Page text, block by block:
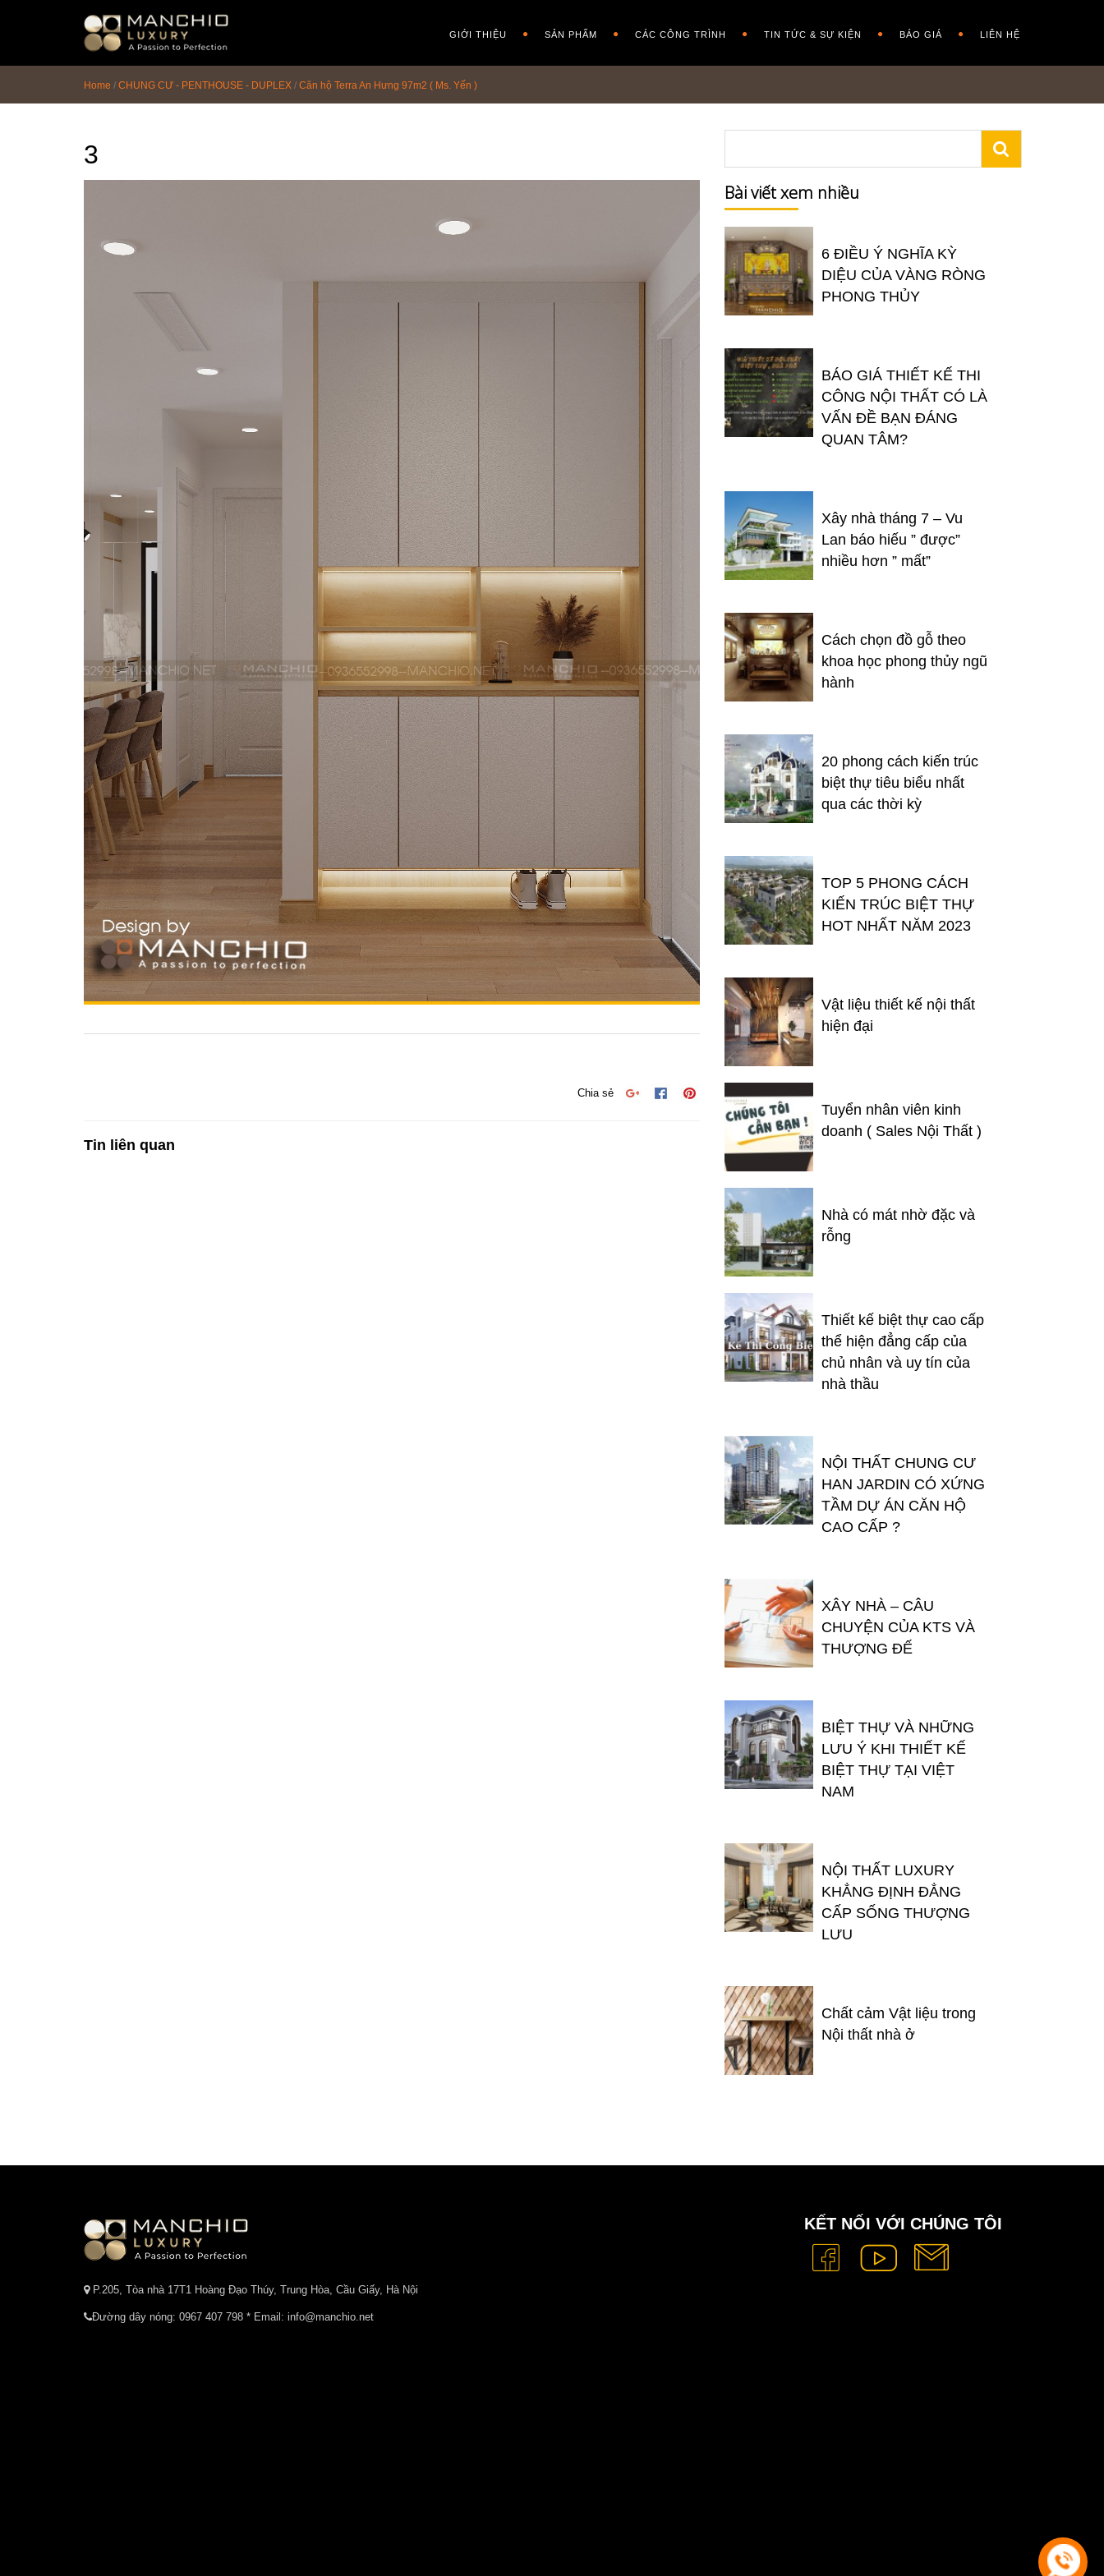
GIỚI THIỆU SẢN PHẨM CÁC CÔNG TRÌNH TIN TỨC & SỰ KIỆN BÁO GIÁ LIÊN HỆ
Home / CHUNG CƯ - PENTHOUSE - DUPLEX / Căn hộ Terra An Hưng 97m2 ( Ms. Yến )
3
Chia sẻ
Tin liên quan
Bài viết xem nhiều
6 ĐIỀU Ý NGHĨA KỲ
DIỆU CỦA VÀNG RÒNG
PHONG THỦY
BÁO GIÁ THIẾT KẾ THI
CÔNG NỘI THẤT CÓ LÀ
VẤN ĐỀ BẠN ĐÁNG
QUAN TÂM?
Xây nhà tháng 7 – Vu
Lan báo hiếu ” được”
nhiều hơn ” mất”
Cách chọn đồ gỗ theo
khoa học phong thủy ngũ
hành
20 phong cách kiến trúc
biệt thự tiêu biểu nhất
qua các thời kỳ
TOP 5 PHONG CÁCH
KIẾN TRÚC BIỆT THỰ
HOT NHẤT NĂM 2023
Vật liệu thiết kế nội thất
hiện đại
Tuyển nhân viên kinh
doanh ( Sales Nội Thất )
Nhà có mát nhờ đặc và
rỗng
Thiết kế biệt thự cao cấp
thể hiện đẳng cấp của
chủ nhân và uy tín của
nhà thầu
NỘI THẤT CHUNG CƯ
HAN JARDIN CÓ XỨNG
TẦM DỰ ÁN CĂN HỘ
CAO CẤP ?
XÂY NHÀ – CÂU
CHUYỆN CỦA KTS VÀ
THƯỢNG ĐẾ
BIỆT THỰ VÀ NHỮNG
LƯU Ý KHI THIẾT KẾ
BIỆT THỰ TẠI VIỆT
NAM
NỘI THẤT LUXURY
KHẲNG ĐỊNH ĐẲNG
CẤP SỐNG THƯỢNG
LƯU
Chất cảm Vật liệu trong
Nội thất nhà ở
P.205, Tòa nhà 17T1 Hoàng Đạo Thúy, Trung Hòa, Cầu Giấy, Hà Nội
Đường dây nóng: 0967 407 798 * Email: info@manchio.net
KẾT NỐI VỚI CHÚNG TÔI